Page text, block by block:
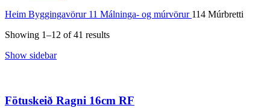
Heim Byggingavörur 11 Málninga- og múrvörur 114 Múrbretti
Showing 1–12 of 41 results
Show sidebar
Fötuskeið Ragni 16cm RF